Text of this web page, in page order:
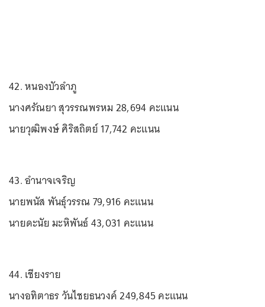
42. หนองบัวลำภู
นางศรัณยา สุวรรณพรหม 28,694 คะแนน
นายวุฒิพงษ์ ศิริสถิตย์ 17,742 คะแนน
43. อำนาจเจริญ
นายพนัส พันธุ์วรรณ 79,916 คะแนน
นายดะนัย มะหิพันธ์ 43,031 คะแนน
44. เชียงราย
นางอทิตาธร วันไชยธนวงค์ 249,845 คะแนน